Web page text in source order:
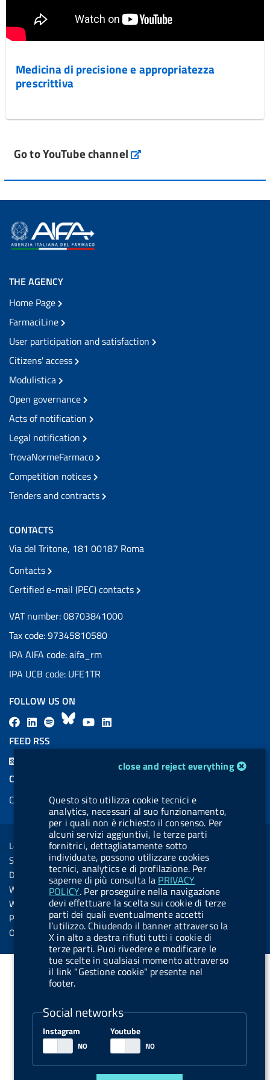
Medicina di precisione e appropriatezza
prescrittiva
Go to YouTube channel
cookie management moduleclose and reject everything
Questo sito utilizza cookie tecnici e
analytics, necessari al suo funzionamento,
per i quali non è richiesto il consenso. Per
alcuni servizi aggiuntivi, le terze parti
fornitrici, dettagliatamente sotto
individuate, possono utilizzare cookies
tecnici, analytics e di profilazione. Per
saperne di più consulta la PRIVACY
POLICY. Per proseguire nella navigazione
devi effettuare la scelta sui cookie di terze
parti dei quali eventualmente accetti
l’utilizzo. Chiudendo il banner attraverso la
X in alto a destra rifiuti tutti i cookie di
terze parti. Puoi rivedere e modificare le
tue scelte in qualsiasi momento attraverso
il link "Gestione cookie" presente nel
footer.
Social networks
Instagram Youtube
THE AGENCY
Home Page
FarmaciLine
User participation and satisfaction
Citizens' access
Modulistica
Open governance
Acts of notification
Legal notification
TrovaNormeFarmaco
Competition notices
Tenders and contracts
CONTACTS
Via del Tritone, 181 00187 Roma
Contacts
Certified e-mail (PEC) contacts
VAT number: 08703841000
Tax code: 97345810580
IPA AIFA code: aifa_rm
IPA UCB code: UFE1TR
FOLLOW US ON
F
a
c
L
i
n
b
.
b
u
t
t
o
n
.
s
p
o
t
f
y
B
u
k
y
Y
u
b
e
n
d
i
n
FEED RSS
COOKIES
Cookie management
Sezione Link Utili
Legal notice
Social Media Policy
Dichiarazione di accessibilità
Web accessibility
Website statistics
Privacy
Online services